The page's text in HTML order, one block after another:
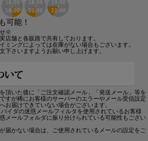
可能！
※
店舗と各販路で共有しております。
ミングによっては在庫がない場合もございます。
下さいますようお願い申し上げます。
頂いた後に「ご注文確認メール」「発送メール」等を
すが稀にお客様のサーバーのエラーやメール受信設定
お届けできていない場合がございます。
イダの迷惑メールフィルタを使用されているお客様
メールフォルダに振り分けられている可能性もござい
届かない場合は、ご使用されているメールの設定をご